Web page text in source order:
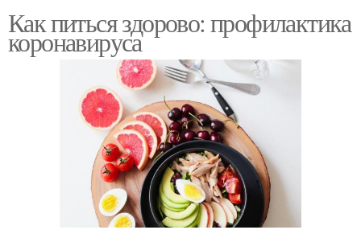
Как питься здорово: профилактика
коронавируса